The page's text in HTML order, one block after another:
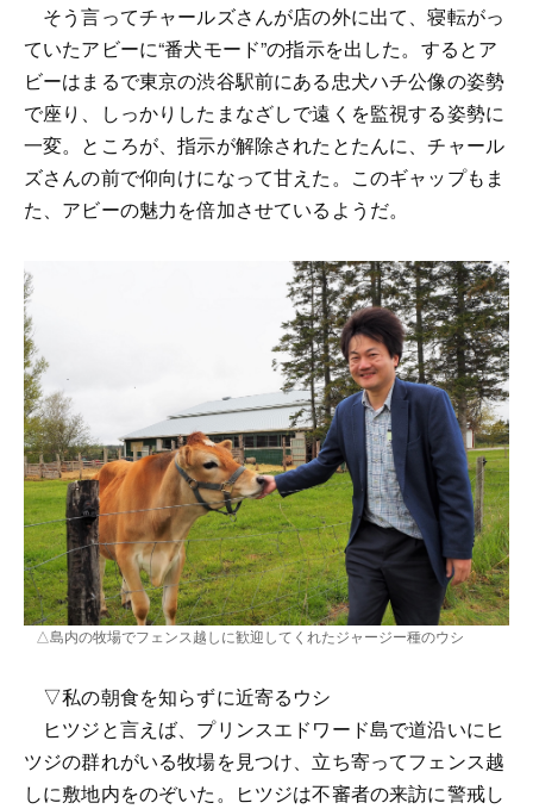
そう言ってチャールズさんが店の外に出て、寝転がっ
ていたアビーに“番犬モード”の指示を出した。するとア
ビーはまるで東京の渋谷駅前にある忠犬ハチ公像の姿勢
で座り、しっかりしたまなざしで遠くを監視する姿勢に
一変。ところが、指示が解除されたとたんに、チャール
ズさんの前で仰向けになって甘えた。このギャップもま
た、アビーの魅力を倍加させているようだ。
△島内の牧場でフェンス越しに歓迎してくれたジャージー種のウシ
▽私の朝食を知らずに近寄るウシ
ヒツジと言えば、プリンスエドワード島で道沿いにヒ
ツジの群れがいる牧場を見つけ、立ち寄ってフェンス越
しに敷地内をのぞいた。ヒツジは不審者の来訪に警戒し